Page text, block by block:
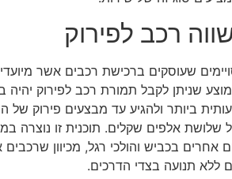
רכב לפירוק
שעוסקים ברכישת רכבים אשר
ביותר ולהגיע עד מבצעים פירוק של
שלושת אלפים שקלים. תוכנית זו נוצרה
אחרים בכביש והולכי רגל, מכיוון
ללא תנועה בצדי הדרכים.